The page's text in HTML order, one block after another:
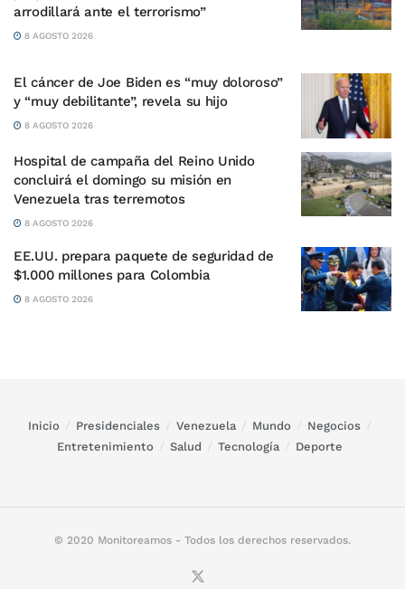
arrodillará ante el terrorismo”
8 AGOSTO 2026
El cáncer de Joe Biden es “muy doloroso”
y “muy debilitante”, revela su hijo
8 AGOSTO 2026
Hospital de campaña del Reino Unido
concluirá el domingo su misión en
Venezuela tras terremotos
8 AGOSTO 2026
EE.UU. prepara paquete de seguridad de
$1.000 millones para Colombia
8 AGOSTO 2026
Inicio Presidenciales Venezuela Mundo
Negocios
Entretenimiento
Salud Tecnología Deporte
© 2020 Monitoreamos - Todos los derechos reservados.